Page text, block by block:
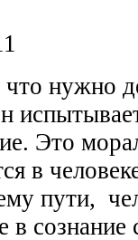
нужно
Это
в
пути,
в